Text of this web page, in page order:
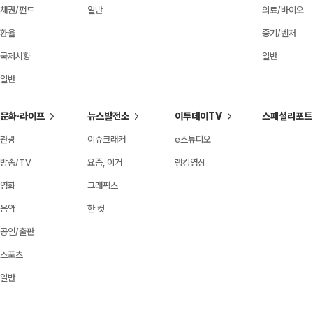
채권/펀드
환율
국제시황
일반
일반 의료/바이오
중기/벤처
일반
문화·라이프
관광
방송/TV
영화
음악
공연/출판
스포츠
일반
뉴스발전소
이슈크래커
요즘, 이거
그래픽스
한 컷
이투데이TV
e스튜디오
랭킹영상
스페셜리포트